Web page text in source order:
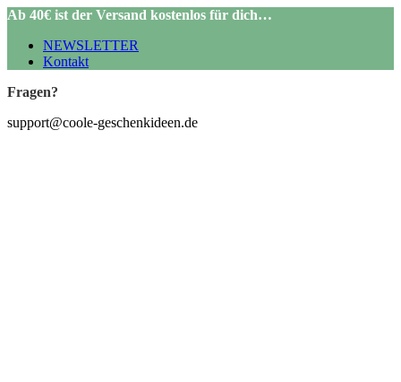
Ab 40€ ist der Versand kostenlos für dich…
NEWSLETTER
Kontakt
Fragen?
support@coole-geschenkideen.de